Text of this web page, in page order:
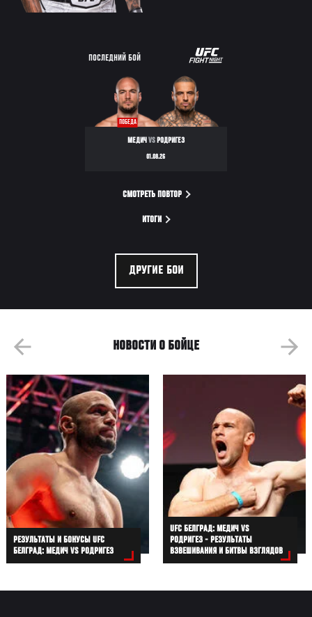
ПОСЛЕДНИЙ БОЙ
ПОБЕДА
МЕДИЧ VSРОДРИГЕЗ
01.08.26
СМОТРЕТЬ ПОВТОР
ИТОГИ
ДРУГИЕ БОИ
НОВОСТИ О БОЙЦЕ
РЕЗУЛЬТАТЫ И БОНУСЫ UFC
БЕЛГРАД: МЕДИЧ VS РОДРИГЕЗ
UFC БЕЛГРАД: МЕДИЧ VS
РОДРИГЕЗ - РЕЗУЛЬТАТЫ
ВЗВЕШИВАНИЯ И БИТВЫ ВЗГЛЯДОВ